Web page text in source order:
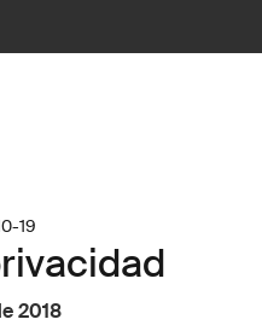
19
2018